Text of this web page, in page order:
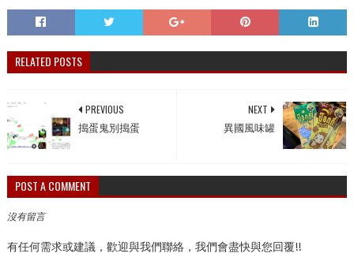
RELATED POSTS
NEXT
異國風味罐
PREVIOUS
搗蛋鬼別搗蛋
POST A COMMENT
沒有留言
有任何需求或建議，歡迎與我們聯絡，我們會盡快與您回覆!!